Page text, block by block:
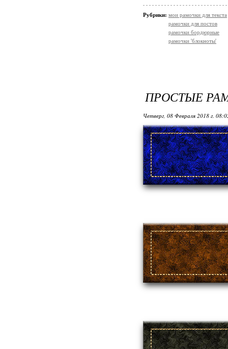
Рубрики: мои рамочки для текста
рамочки для постов
рамочки бордюрные
рамочки 'блокноты'
ПРОСТЫЕ
Четверг, 08 Февраля 2018 г.